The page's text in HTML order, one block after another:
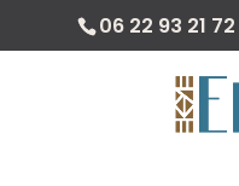
06 22 93 21 72